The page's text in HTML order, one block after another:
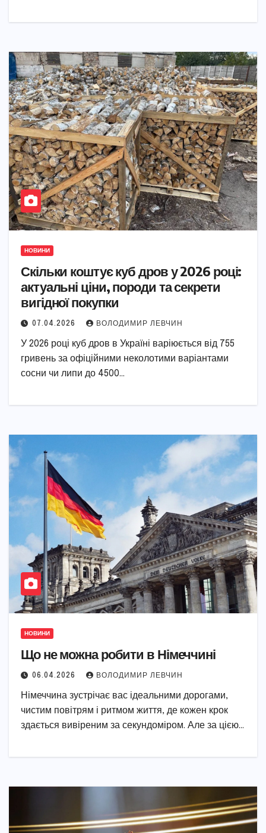
НОВИНИ
Скільки коштує куб дров у 2026 році:
актуальні ціни, породи та секрети
вигідної покупки
07.04.2026 ВОЛОДИМИР ЛЕВЧИН
У 2026 році куб дров в Україні варіюється від 755
гривень за офіційними неколотими варіантами
сосни чи липи до 4500…
НОВИНИ
Що не можна робити в Німеччині
06.04.2026 ВОЛОДИМИР ЛЕВЧИН
Німеччина зустрічає вас ідеальними дорогами,
чистим повітрям і ритмом життя, де кожен крок
здається вивіреним за секундоміром. Але за цією…